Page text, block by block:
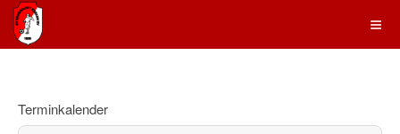
Terminkalender